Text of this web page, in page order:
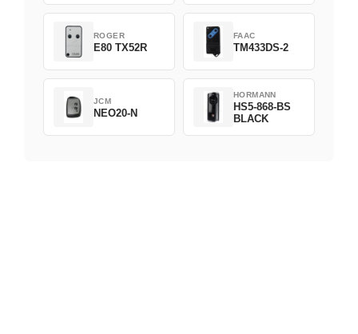
ROGER
E80 TX52R
FAAC
TM433DS-2
JCM
NEO20-N
HORMANN
HS5-868-BS
BLACK